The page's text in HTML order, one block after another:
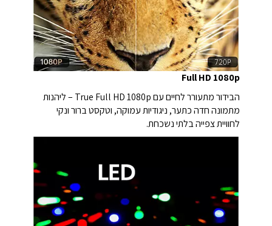
Full HD 1080p
הבידור מתעורר לחיים עם True Full HD 1080p – ליהנות
מתמונה חדה כתער, ניגודיות עמוקה, וטקסט ברור ונקי
לחוויית צפייה בלתי נשכחת.